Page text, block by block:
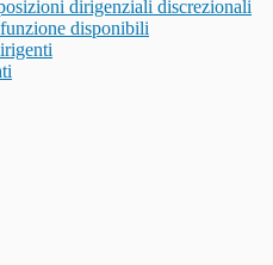
dirigenziali discrezionali
disponibili